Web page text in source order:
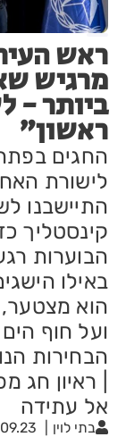
ראש
מרגיש
ביותר -
ראשון"
החגים בפתח
לישורת
התיישבנו
קינסטליך
הבוערות
באילו
הוא
ועל חוף
הבחירות
| ראיון חג
אל עתידה
בתי לוין | 12:20